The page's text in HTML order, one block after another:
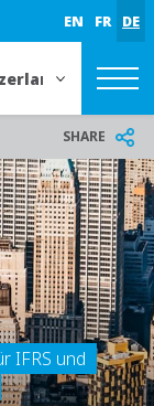
EN FR DE
a region or
SHARE
IFRS und